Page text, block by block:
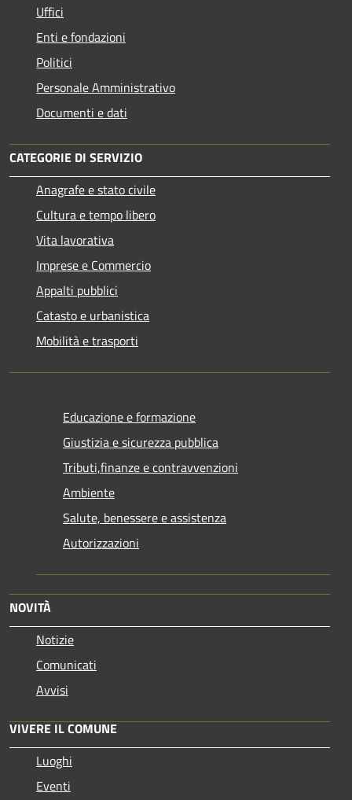
Uffici
Enti e fondazioni
Politici
Personale Amministrativo
Documenti e dati
CATEGORIE DI SERVIZIO
Anagrafe e stato civile
Cultura e tempo libero
Vita lavorativa
Imprese e Commercio
Appalti pubblici
Catasto e urbanistica
Mobilità e trasporti
Educazione e formazione
Giustizia e sicurezza pubblica
Tributi,finanze e contravvenzioni
Ambiente
Salute, benessere e assistenza
Autorizzazioni
NOVITÀ
Notizie
Comunicati
Avvisi
VIVERE IL COMUNE
Luoghi
Eventi